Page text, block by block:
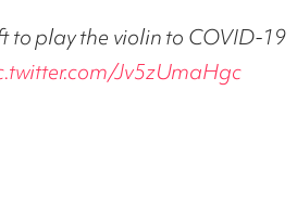
to play the violin to COVID-19
Jv5zUmaHgc